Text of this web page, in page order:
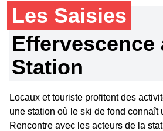
Les Saisies
Effervescence
Station
Locaux et touriste profitent des
une station où le ski de fond connaît
Rencontre avec les acteurs de la